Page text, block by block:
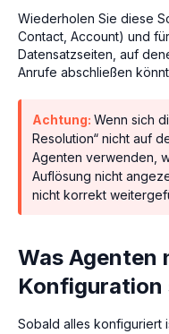
Wiederholen Sie diese
Contact, Account) und
Datensatzseiten, auf
Anrufe abschließen
Achtung: Wenn sich
Resolution“ nicht auf
Agenten verwenden,
Auflösung nicht
nicht korrekt
Was Agenten
Konfiguration
Sobald alles konfiguriert